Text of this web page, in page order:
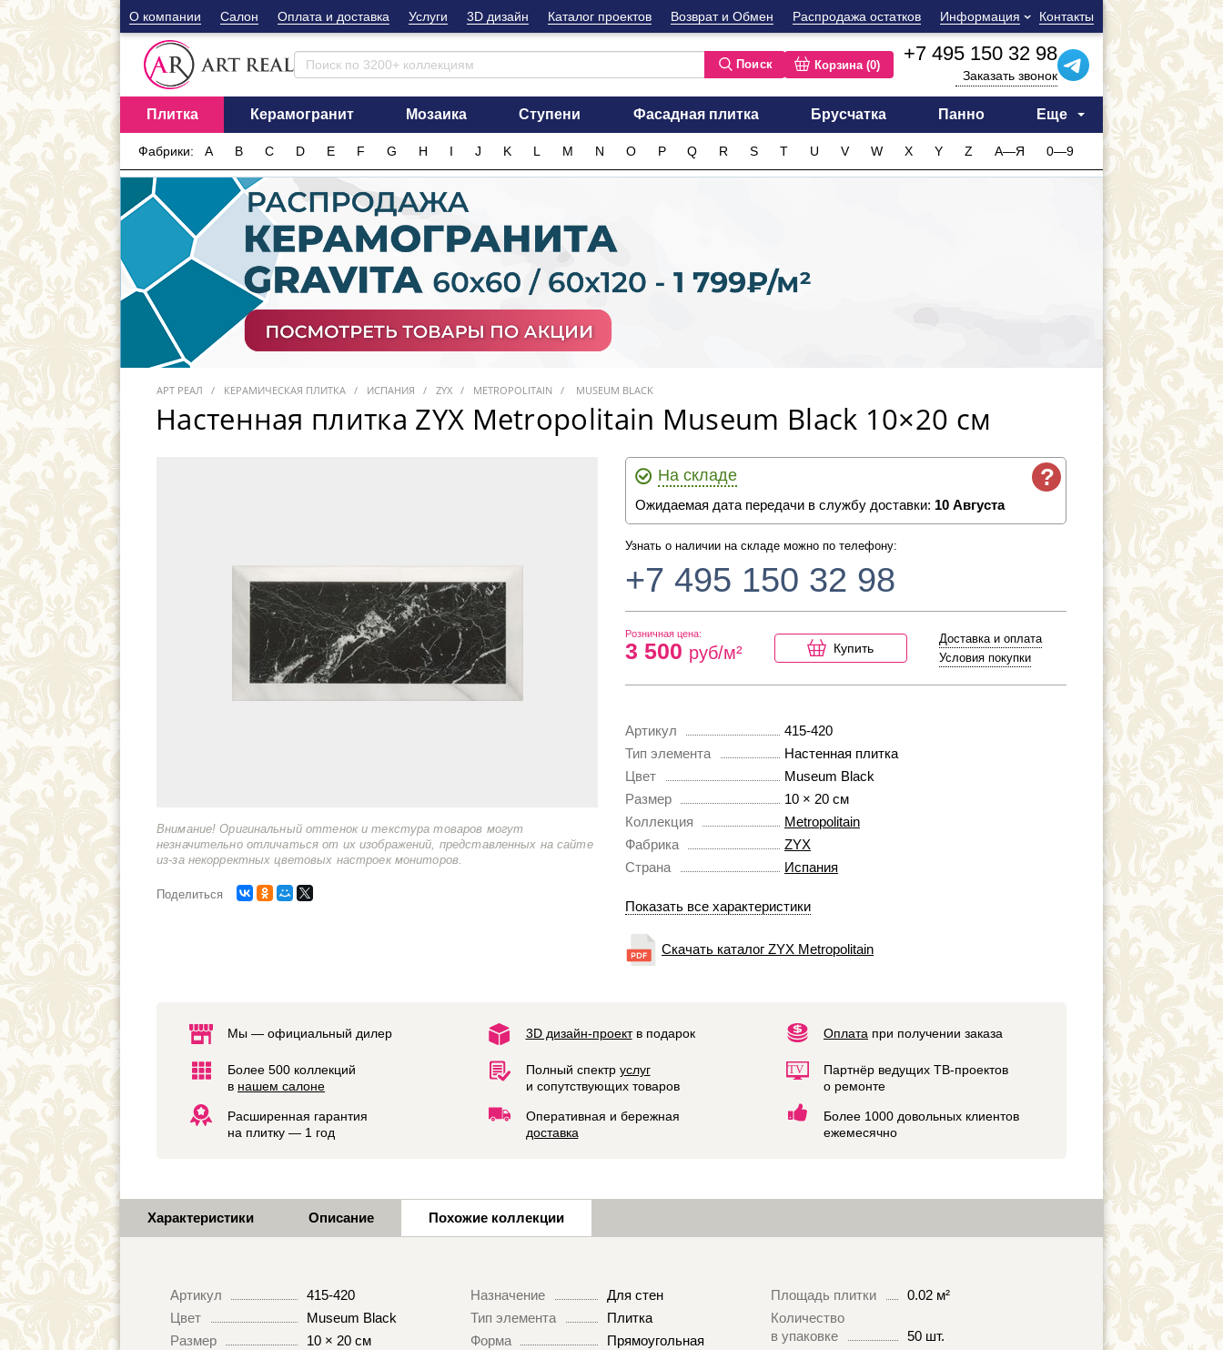
О компании Cалон Оплата и доставка Услуги 3D дизайн Каталог проектов Возврат и Обмен Распродажа остатков Информация Контакты
Поиск Корзина (0)
+7 495 150 32 98
Заказать звонок
Плитка Керамогранит Мозаика Ступени Фасадная плитка Брусчатка Панно Еще
Фабрики: A B C D E F G H I J K L M N O P Q R S T U V W X Y Z А—Я 0—9
АРТ РЕАЛ КЕРАМИЧЕСКАЯ ПЛИТКА ИСПАНИЯ ZYX METROPOLITAIN MUSEUM BLACK
Настенная плитка ZYX Metropolitain Museum Black 10×20 см
Внимание! Оригинальный оттенок и текстура товаров могут
незначительно отличаться от их изображений, представленных на сайте
из-за некорректных цветовых настроек мониторов.
Поделиться
?
На складе
Ожидаемая дата передачи в службу доставки: 10 Августа
Узнать о наличии на складе можно по телефону:
+7 495 150 32 98
Розничная цена:
3 500 руб/м² Купить
Доставка и оплата
Условия покупки
Артикул
415-420
Тип элемента
Настенная плитка
Цвет
Museum Black
Размер
10 × 20 см
Коллекция
Metropolitain
Фабрика
ZYX
Страна
Испания
Показать все характеристики
Скачать каталог ZYX Metropolitain
Мы — официальный дилер 3D дизайн-проектв подарок Оплата при получении заказа
Более 500 коллекций
в нашем салоне
Полный спектр услуг
и сопутствующих товаров
Партнёр ведущих ТВ-проектов
о ремонте
Расширенная гарантия
на плитку — 1 год
Оперативная и бережная
доставка
Более 1000 довольных клиентов
ежемесячно
Характеристики Описание Похожие коллекции
Артикул
415-420
Цвет
Museum Black
Размер
10 × 20 см
Назначение
Для стен
Тип элемента
Плитка
Форма
Прямоугольная
Площадь плитки
0.02 м²
Количество
в упаковке
50 шт.